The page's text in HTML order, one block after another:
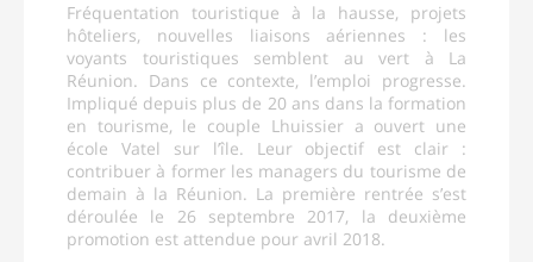
Fréquentation touristique à la hausse, projets
hôteliers, nouvelles liaisons aériennes : les
voyants touristiques semblent au vert à La
Réunion. Dans ce contexte, l’emploi progresse.
Impliqué depuis plus de 20 ans dans la formation
en tourisme, le couple Lhuissier a ouvert une
école Vatel sur l’île. Leur objectif est clair :
contribuer à former les managers du tourisme de
demain à la Réunion. La première rentrée s’est
déroulée le 26 septembre 2017, la deuxième
promotion est attendue pour avril 2018.